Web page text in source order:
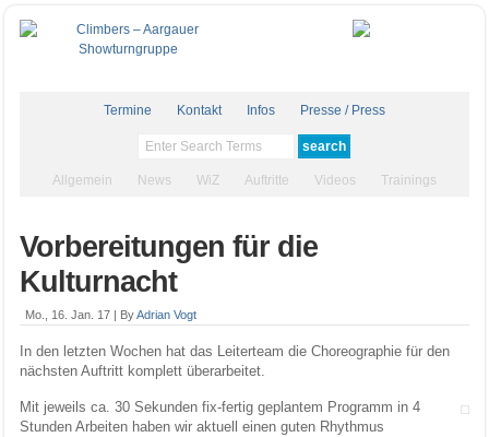
Termine Kontakt Infos Presse / Press
Allgemein News WiZ Auftritte Videos Trainings
Vorbereitungen für die
Kulturnacht
Mo., 16. Jan. 17 | ByAdrian Vogt
In den letzten Wochen hat das Leiterteam die Choreographie für den
nächsten Auftritt komplett überarbeitet.
Mit jeweils ca. 30 Sekunden fix-fertig geplantem Programm in 4
Stunden Arbeiten haben wir aktuell einen guten Rhythmus